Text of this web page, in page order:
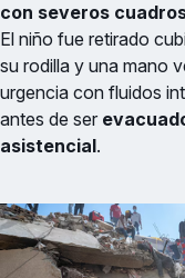
con severos
El niño fue retirado
su rodilla y una mano
urgencia con fluidos
antes de ser
asistencial.